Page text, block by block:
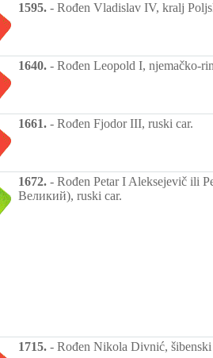
1595. - Rođen Vladislav IV, kralj
1640. - Rođen Leopold I, njemačko-
1661. - Rođen Fjodor III, ruski car.
1672. - Rođen Petar I Aleksejevič ili
Великий), ruski car.
1715. - Rođen Nikola Divnić,